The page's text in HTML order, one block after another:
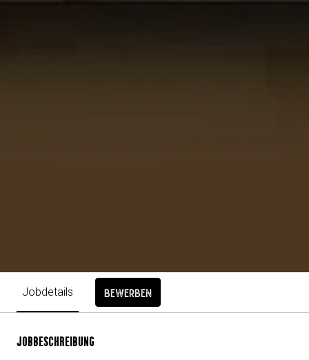
Jobdetails Bewerben
JOBBESCHREIBUNG